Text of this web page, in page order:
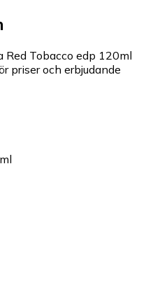
Red Tobacco edp 120ml
priser och erbjudande